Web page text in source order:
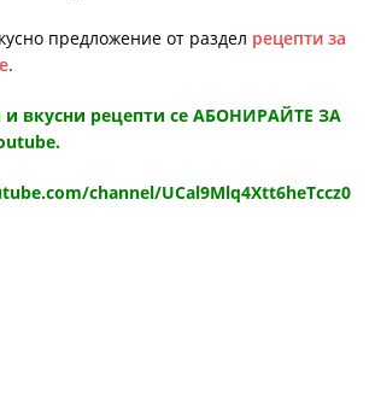
предложение от раздел рецепти за
.
вкусни рецепти се АБОНИРАЙТЕ ЗА
channel/UCal9Mlq4Xtt6heTccz0